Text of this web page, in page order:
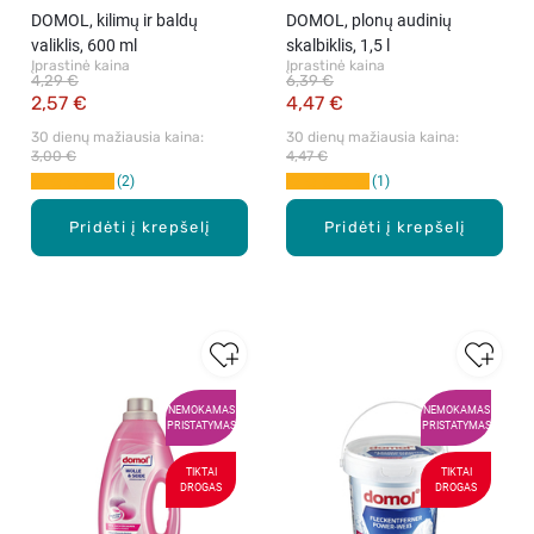
Pridėti į krepšelį
DOMOL, kilimų ir baldų
valiklis, 600 ml
Įprastinė kaina
2,57 €
4,29 €
30 dienų mažiausia kaina:
3,00 €
2
Pridėti į krepšelį
DOMOL, plonų audinių
skalbiklis, 1,5 l
Įprastinė kaina
4,47 €
6,39 €
30 dienų mažiausia kaina:
4,47 €
1
NEMOKAMAS
PRISTATYMAS
TIKTAI
DROGAS
NEMOKAMAS
PRISTATYMAS
TIKTAI
DROGAS